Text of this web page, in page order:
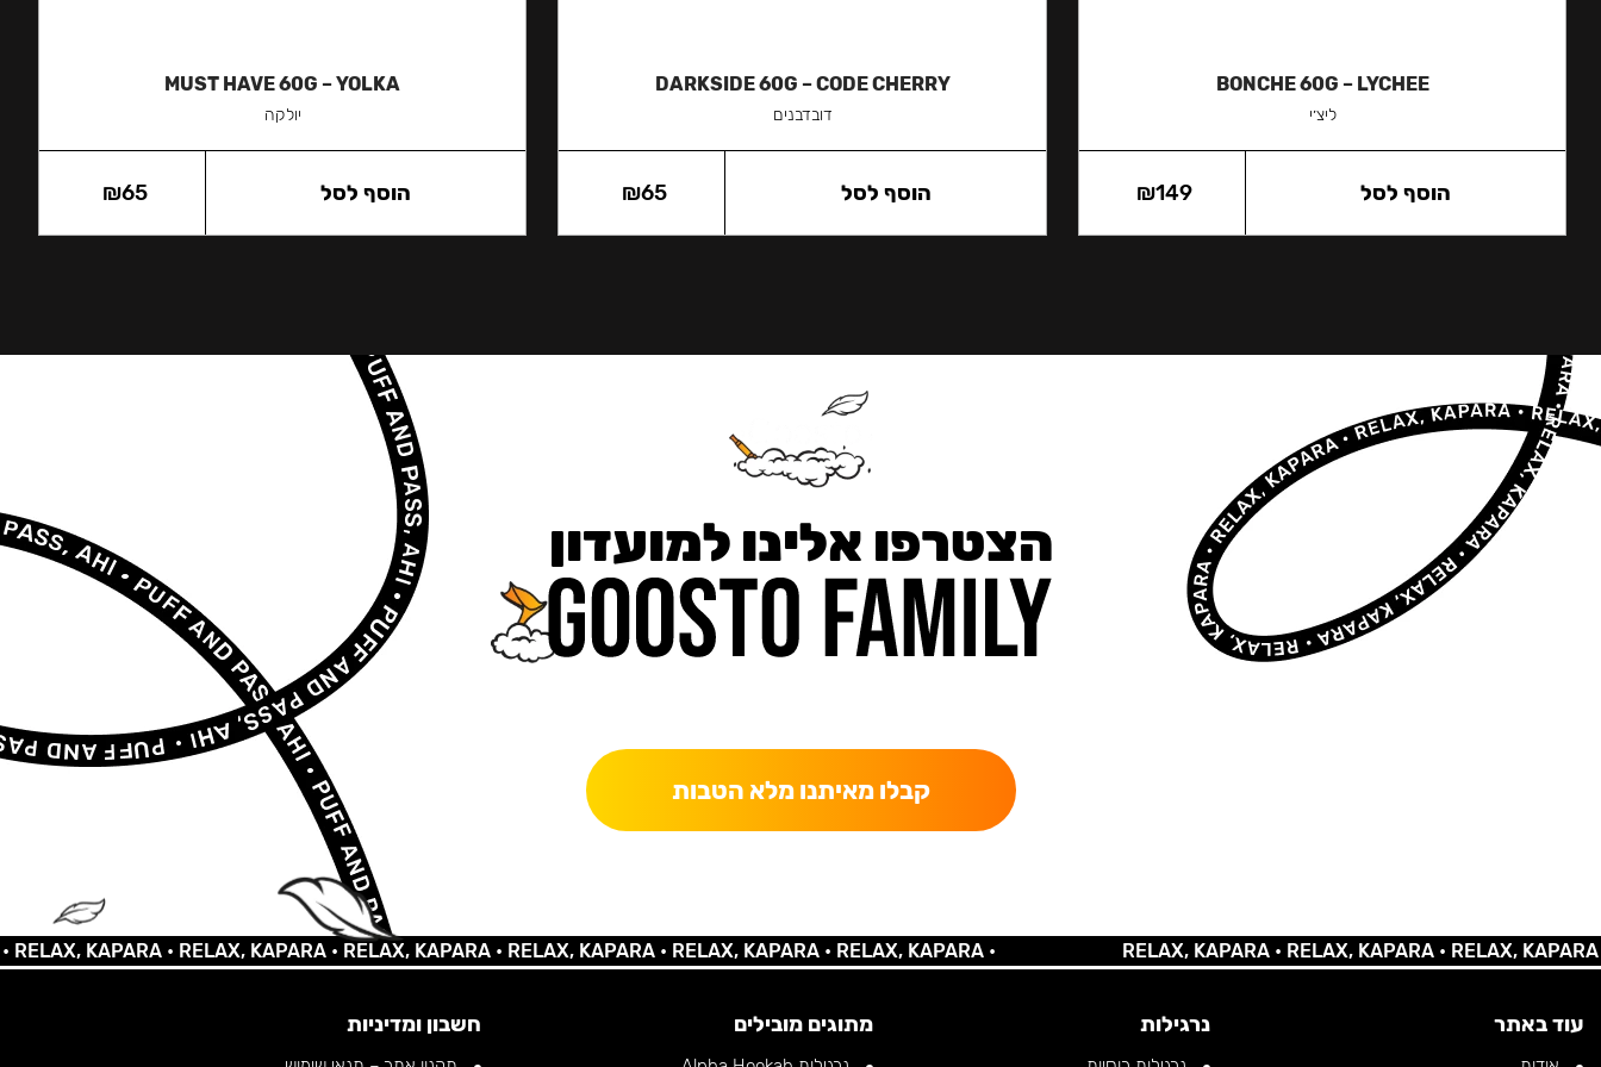
BONCHE 60G – LYCHEE
ליצ׳י
₪149 הוסף לסל
DARKSIDE 60G – CODE CHERRY
דובדבנים
₪65 הוסף לסל
MUST HAVE 60G – YOLKA
יולקה
₪65 הוסף לסל
הצטרפו אלינו למועדון
קבלו מאיתנו מלא הטבות
KAPARA •RELAX, KAPARA •RELAX, KAPARA •RELAX, KAPARA •RELAX, KAPARA •RELAX, KAPARA • RELAX, KAPARA •RELAX, KAPARA •RELAX, KAPARA •
עוד באתר נרגילות מתוגים מובילים חשבון ומדיניות